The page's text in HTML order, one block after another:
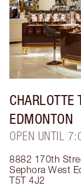
CHARLOTTE
EDMONTON
OPEN UNTIL
8882 170th
Sephora West
T5T 4J2